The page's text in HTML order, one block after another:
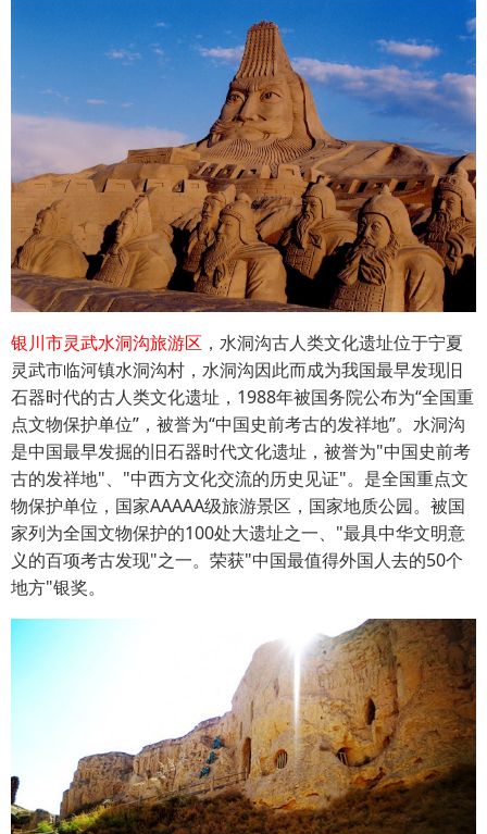
银川市灵武水洞沟旅游区 ，水洞沟古人类文化遗址位于宁夏
灵武市临河镇水洞沟村，水洞沟因此而成为我国最早发现旧
石器时代的古人类文化遗址，1988年被国务院公布为“全国重
点文物保护单位”，被誉为“中国史前考古的发祥地”。水洞沟
是中国最早发掘的旧石器时代文化遗址，被誉为"中国史前考
古的发祥地"、"中西方文化交流的历史见证"。是全国重点文
物保护单位，国家AAAAA级旅游景区，国家地质公园。被国
家列为全国文物保护的100处大遗址之一、"最具中华文明意
义的百项考古发现"之一。荣获"中国最值得外国人去的50个
地方"银奖。